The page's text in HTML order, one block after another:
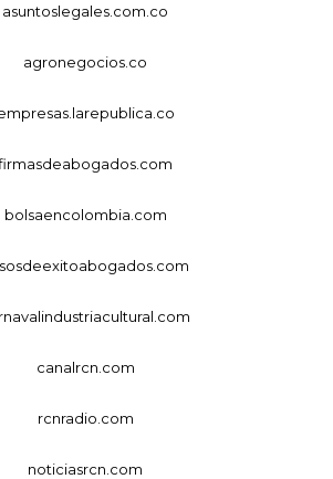
asuntoslegales.com.co
agronegocios.co
bolsaencolombia.com
canalrcn.com
rcnradio.com
noticiasrcn.com